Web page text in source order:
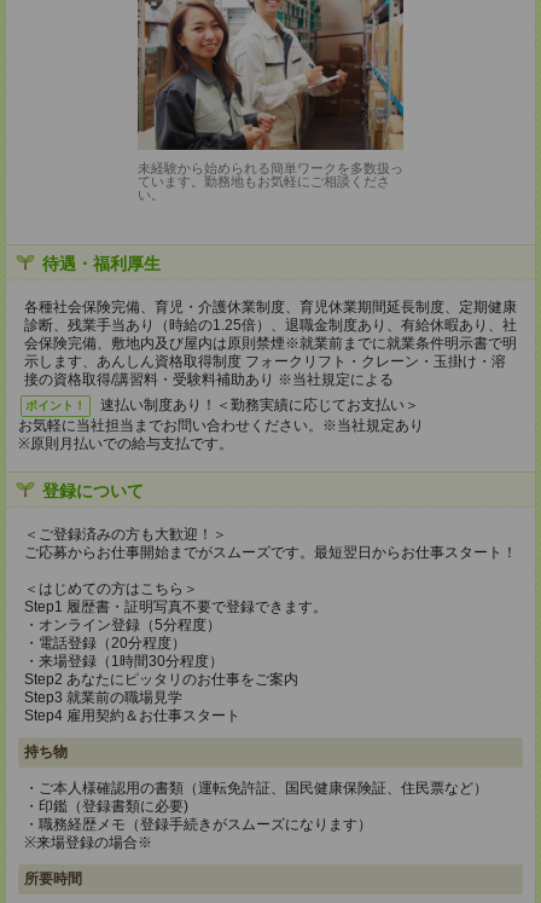
未経験から始められる簡単ワークを多数扱っ
ています。勤務地もお気軽にご相談くださ
い。
待遇・福利厚生
各種社会保険完備、育児・介護休業制度、育児休業期間延長制度、定期健康
診断、残業手当あり（時給の1.25倍）、退職金制度あり、有給休暇あり、社
会保険完備、敷地内及び屋内は原則禁煙※就業前までに就業条件明示書で明
示します、あんしん資格取得制度 フォークリフト・クレーン・玉掛け・溶
接の資格取得/講習料・受験料補助あり ※当社規定による
ポイント！
速払い制度あり！＜勤務実績に応じてお支払い＞
お気軽に当社担当までお問い合わせください。※当社規定あり
※原則月払いでの給与支払です。
登録について
＜ご登録済みの方も大歓迎！＞
ご応募からお仕事開始までがスムーズです。最短翌日からお仕事スタート！
＜はじめての方はこちら＞
Step1 履歴書・証明写真不要で登録できます。
・オンライン登録（5分程度）
・電話登録（20分程度）
・来場登録（1時間30分程度）
Step2 あなたにピッタリのお仕事をご案内
Step3 就業前の職場見学
Step4 雇用契約＆お仕事スタート
持ち物
・ご本人様確認用の書類（運転免許証、国民健康保険証、住民票など）
・印鑑（登録書類に必要)
・職務経歴メモ（登録手続きがスムーズになります）
※来場登録の場合※
所要時間